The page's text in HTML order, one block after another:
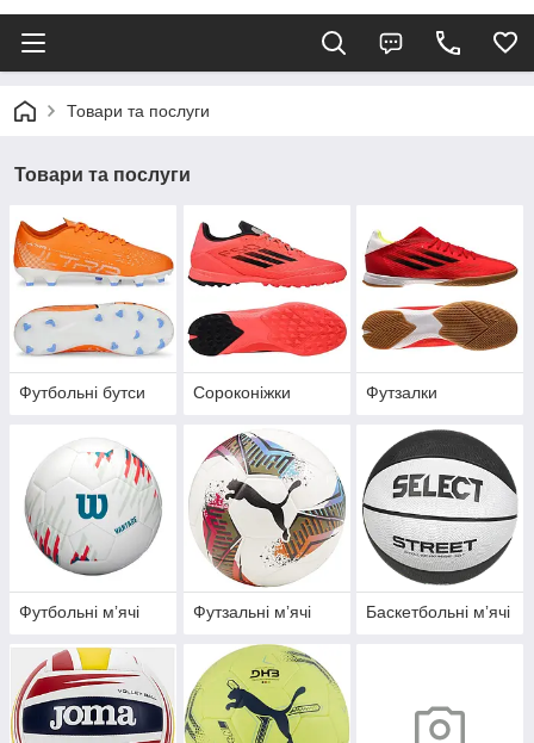
Товари та послуги
Товари та послуги
Футбольні бутси Сороконіжки Футзалки
Футбольні мʼячі Футзальні мʼячі Баскетбольні мʼячі